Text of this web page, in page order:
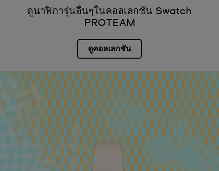
ดูนาฬิการุ่นอื่นๆในคอลเลกชัน Swatch
PROTEAM
ดูคอลเลกชัน